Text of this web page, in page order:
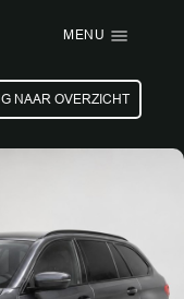
MENU
NAAR OVERZICHT